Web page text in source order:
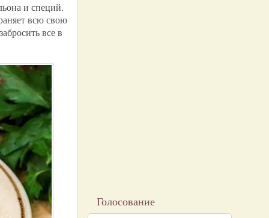
и специй.
всю свою
все в
Голосование